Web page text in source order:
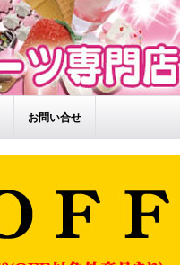
お問い合せ